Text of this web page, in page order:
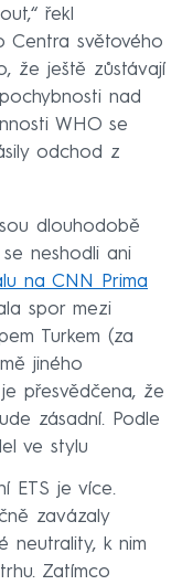
řekl
Centra světového
že ještě zůstávají
nad
WHO se
odchod z
dlouhodobě
neshodli ani
na CNN Prima
spor mezi
Turkem (za
jiného
přesvědčena, že
zásadní. Podle
ve stylu
ETS je více.
zavázaly
neutrality, k nim
Zatímco